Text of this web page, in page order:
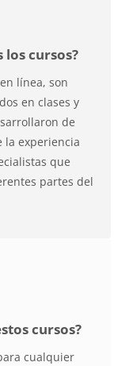
los cursos?
línea, son
en clases y
de
la experiencia
que
partes del
cursos?
cualquier